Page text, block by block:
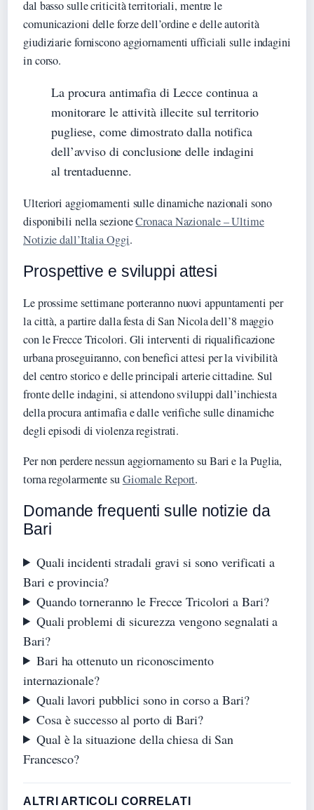
dal basso sulle criticità territoriali, mentre le
comunicazioni delle forze dell’ordine e delle autorità
giudiziarie forniscono aggiornamenti ufficiali sulle indagini
in corso.
La procura antimafia di Lecce continua a
monitorare le attività illecite sul territorio
pugliese, come dimostrato dalla notifica
dell’avviso di conclusione delle indagini
al trentaduenne.
Ulteriori aggiornamenti sulle dinamiche nazionali sono
disponibili nella sezioneCronaca Nazionale – Ultime
Notizie dall’Italia Oggi.
Prospettive e sviluppi attesi
Le prossime settimane porteranno nuovi appuntamenti per
la città, a partire dalla festa di San Nicola dell’8 maggio
con le Frecce Tricolori. Gli interventi di riqualificazione
urbana proseguiranno, con benefici attesi per la vivibilità
del centro storico e delle principali arterie cittadine. Sul
fronte delle indagini, si attendono sviluppi dall’inchiesta
della procura antimafia e dalle verifiche sulle dinamiche
degli episodi di violenza registrati.
Per non perdere nessun aggiornamento su Bari e la Puglia,
torna regolarmente suGiornale Report.
Domande frequenti sulle notizie da
Bari
Quali incidenti stradali gravi si sono verificati a
Bari e provincia?
Quando torneranno le Frecce Tricolori a Bari?
Quali problemi di sicurezza vengono segnalati a
Bari?
Bari ha ottenuto un riconoscimento
internazionale?
Quali lavori pubblici sono in corso a Bari?
Cosa è successo al porto di Bari?
Qual è la situazione della chiesa di San
Francesco?
ALTRI ARTICOLI CORRELATI